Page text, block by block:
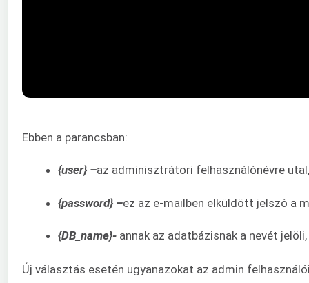
Ebben a parancsban:
{user} –az adminisztrátori felhasználónévre
{password} –ez az e-mailben elküldött jelszó a
{DB_name}- annak az adatbázisnak a nevét
Új választás esetén ugyanazokat az admin